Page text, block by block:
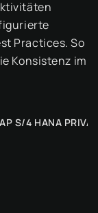
Practices. So
Konsistenz im
S/4 HANA